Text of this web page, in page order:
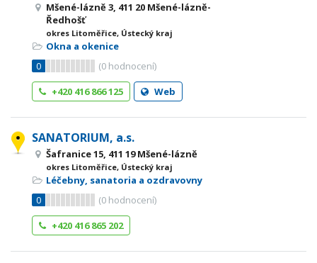
Mšené-lázně 3, 411 20 Mšené-lázně-
Ředhošť
okres Litoměřice, Ústecký kraj
Okna a okenice
0
(0 hodnocení)
+420 416 866 125
Web
SANATORIUM, a.s.
Šafranice 15, 411 19 Mšené-lázně
okres Litoměřice, Ústecký kraj
Léčebny, sanatoria a ozdravovny
0
(0 hodnocení)
+420 416 865 202